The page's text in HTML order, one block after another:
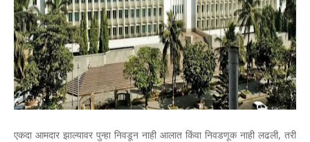
एकदा आमदार झाल्यावर पुन्हा निवडून नाही आलात किंवा निवडणूक नाही लढली, तरी